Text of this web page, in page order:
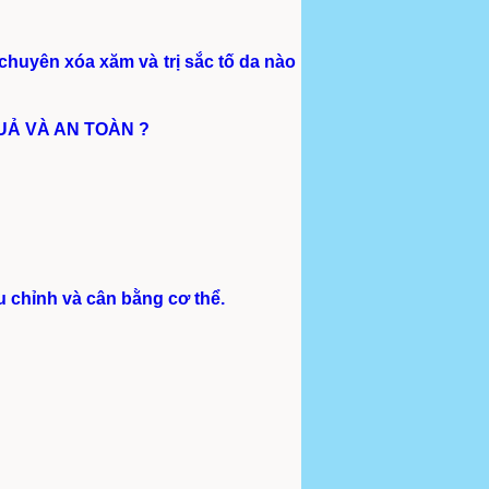
xóa xăm và trị sắc tố da nào
VÀ AN TOÀN ?
và cân bằng cơ thể.